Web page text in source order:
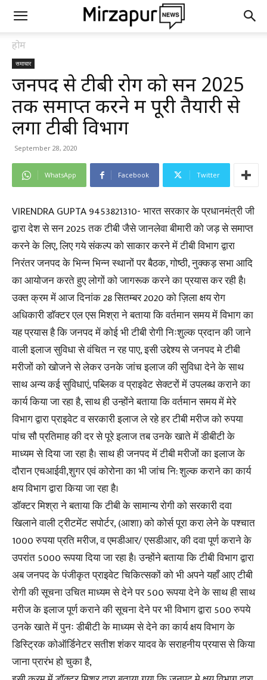
होम
समाचार
जनपद से टीबी रोग को सन 2025
तक समाप्त करने में पूरी तैयारी से
लगा टीबी विभाग
September 28, 2020
WhatsApp Facebook Twitter
VIRENDRA GUPTA 9453821310- भारत सरकार के प्रधानमंत्री जी
द्वारा देश से सन 2025 तक टीबी जैसे जानलेवा बीमारी को जड़ से समाप्त
करने के लिए, लिए गये संकल्प को साकार करने में टीबी विभाग द्वारा
निरंतर जनपद के भिन्न भिन्न स्थानों पर बैठक, गोष्ठी, नुक्कड़ सभा आदि
का आयोजन करते हुए लोगों को जागरूक करने का प्रयास कर रही है।
उक्त क्रम में आज दिनांक 28 सितम्बर 2020 को ज़िला क्षय रोग
अधिकारी डाॅक्टर एल एस मिश्रा ने बताया कि वर्तमान समय में विभाग का
यह प्रयास है कि जनपद में कोई भी टीबी रोगी निःशुल्क प्रदान की जाने
वाली इलाज सुविधा से वंचित न रह पाए, इसी उद्देश्य से जनपद मे टीबी
मरीजों को खोजने से लेकर उनके जांच इलाज की सुविधा देने के साथ
साथ अन्य कई सुविधाएं, पब्लिक व प्राइवेट सेक्टरों में उपलब्ध कराने का
कार्य किया जा रहा है, साथ ही उन्होंने बताया कि वर्तमान समय में मेरे
विभाग द्वारा प्राइवेट व सरकारी इलाज ले रहे हर टीबी मरीज को रुपया
पांच सौ प्रतिमाह की दर से पूरे इलाज तब उनके खाते में डीबीटी के
माध्यम से दिया जा रहा है। साथ ही जनपद में टीबी मरीजों का इलाज के
दौरान एचआईवी,शुगर एवं कोरोना का भी जांच नि: शुल्क कराने का कार्य
क्षय विभाग द्वारा किया जा रहा है।
डाॅक्टर मिश्रा ने बताया कि टीबी के सामान्य रोगी को सरकारी दवा
खिलाने वाली ट्रीटमेंट सपोर्टर, (आशा) को कोर्स पूरा करा लेने के पश्चात
1000 रुपया प्रति मरीज, व एमडीआर/ एसडीआर, की दवा पूर्ण कराने के
उपरांत 5000 रूपया दिया जा रहा है। उन्होंने बताया कि टीबी विभाग द्वारा
अब जनपद के पंजीकृत प्राइवेट चिकित्सकों को भी अपने यहाँ आए टीबी
रोगी की सूचना उचित माध्यम से देने पर 500 रूपया देने के साथ ही साथ
मरीज के इलाज पूर्ण कराने की सूचना देने पर भी विभाग द्वारा 500 रुपये
उनके खाते में पुनः डीबीटी के माध्यम से देने का कार्य क्षय विभाग के
डिस्ट्रिक कोऑर्डिनेटर सतीश शंकर यादव के सराहनीय प्रयास से किया
जाना प्रारंभ हो चुका है,